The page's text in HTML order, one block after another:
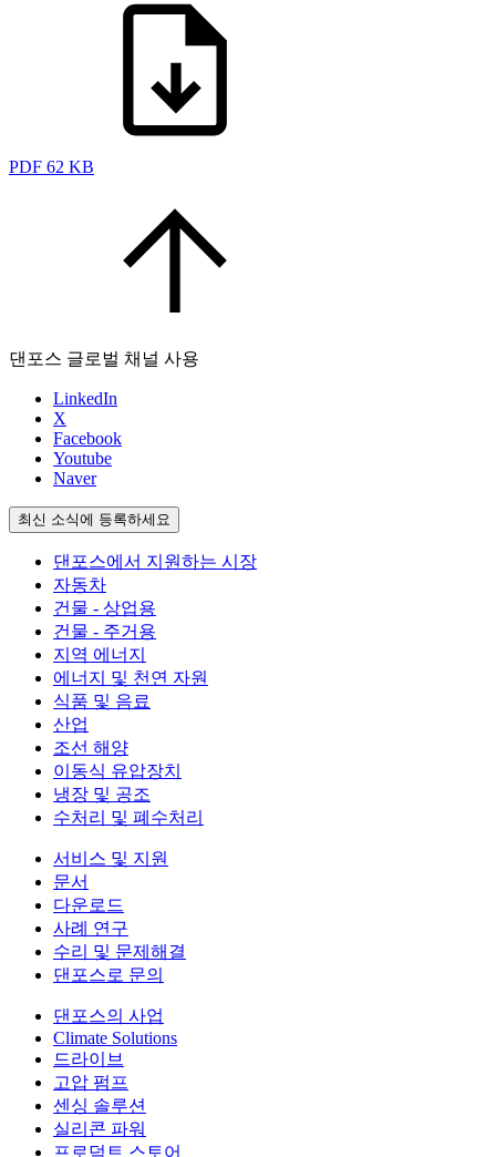
PDF 62 KB
댄포스 글로벌 채널 사용
LinkedIn
X
Facebook
Youtube
Naver
최신 소식에 등록하세요
댄포스에서 지원하는 시장
자동차
건물 - 상업용
건물 - 주거용
지역 에너지
에너지 및 천연 자원
식품 및 음료
산업
조선 해양
이동식 유압장치
냉장 및 공조
수처리 및 폐수처리
서비스 및 지원
문서
다운로드
사례 연구
수리 및 문제해결
댄포스로 문의
댄포스의 사업
Climate Solutions
드라이브
고압 펌프
센싱 솔루션
실리콘 파워
프로덕트 스토어